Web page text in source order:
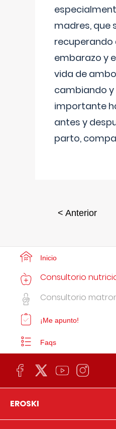
madres, que
recuperando
embarazo y
vida de
cambiando y
importante
antes y
parto,
< Anterior
Inicio
Consultorio
Consultorio
¡Me apunto!
Faqs
EROSKI